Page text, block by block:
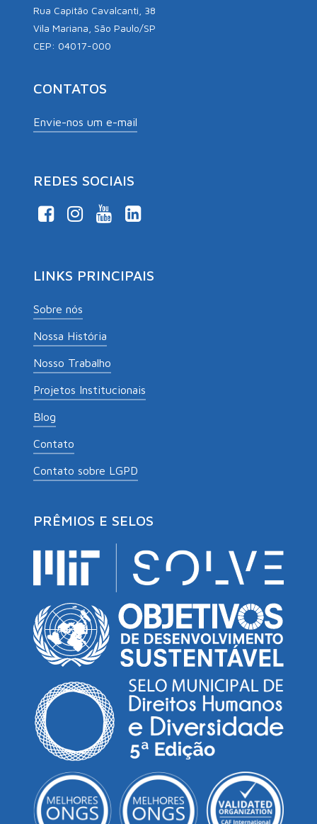
Rua Capitão Cavalcanti, 38
Vila Mariana, São Paulo/SP
CEP: 04017-000
CONTATOS
Envie-nos um e-mail
REDES SOCIAIS
LINKS PRINCIPAIS
Sobre nós
Nossa História
Nosso Trabalho
Projetos Institucionais
Blog
Contato
Contato sobre LGPD
PRÊMIOS E SELOS